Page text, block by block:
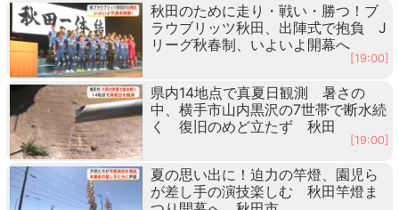
秋田のために走り・戦い・勝つ！ブ
ラウブリッツ秋田、出陣式で抱負 J
リーグ秋春制、いよいよ開幕へ
[19:00]
県内14地点で真夏日観測 暑さの
中、横手市山内黒沢の7世帯で断水続
く 復旧のめど立たず 秋田
[19:00]
夏の思い出に！迫力の竿燈、園児ら
が差し手の演技楽しむ 秋田竿燈ま